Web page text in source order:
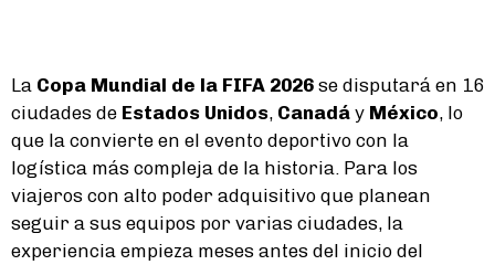
La Copa Mundial de la FIFA 2026 se disputará en 16
ciudades de Estados Unidos, Canadá y México, lo
que la convierte en el evento deportivo con la
logística más compleja de la historia. Para los
viajeros con alto poder adquisitivo que planean
seguir a sus equipos por varias ciudades, la
experiencia empieza meses antes del inicio del